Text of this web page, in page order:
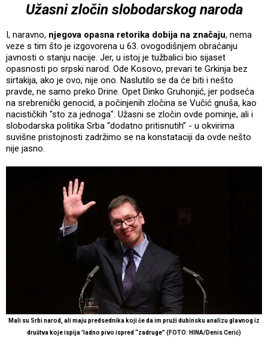
Užasni zločin slobodarskog naroda
I, naravno, njegova opasna retorika dobija na značaju, nema
veze s tim što je izgovorena u 63. ovogodišnjem obraćanju
javnosti o stanju nacije. Jer, u istoj je tužbalici bio sijaset
opasnosti po srpski narod. Ode Kosovo, prevari te Grkinja bez
sirtakija, ako je ovo, nije ono. Naslutilo se da će biti i nešto
pravde, ne samo preko Drine. Opet Dinko Gruhonjić, jer podseća
na srebrenički genocid, a počinjenih zločina se Vučić gnuša, kao
nacističkih "sto za jednoga". Užasni se zločin ovde pominje, ali i
slobodarska politika Srba “dodatno pritisnutih” - u okvirima
suvišne pristojnosti zadržimo se na konstataciji da ovde nešto
nije jasno.
Mali su Srbi narod, ali maju predsednika koji će da im pruži dubinsku analizu glavnog iz
društva koje ispija 'ladno pivo ispred “zadruge” (FOTO: HINA/Denis Cerić)